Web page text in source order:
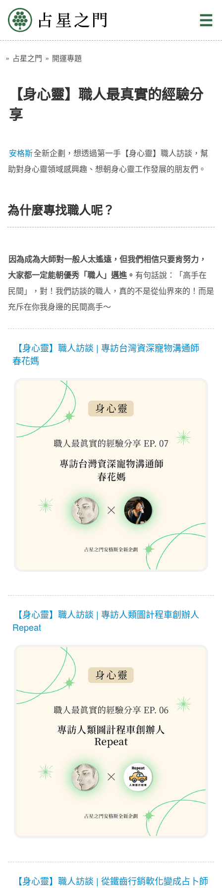
占星之門 ☰
» 占星之門 » 開運專題
【身心靈】職人最真實的經驗分
享
安格斯全新企劃，想透過第一手【身心靈】職人訪談，幫
助對身心靈領域感興趣、想朝身心靈工作發展的朋友們。
為什麼專找職人呢？
因為成為大師對一般人太遙遠，但我們相信只要肯努力，
大家都一定能朝優秀「職人」邁進。 有句話說：「高手在
民間」，對！我們訪談的職人，真的不是從仙界來的！而是
充斥在你我身邊的民間高手～
【身心靈】職人訪談 | 專訪台灣資深寵物溝通師
春花媽
【身心靈】職人訪談 | 專訪人類圖計程車創辦人
Repeat
【身心靈】職人訪談 | 從鐵齒行銷軟化變成占卜師